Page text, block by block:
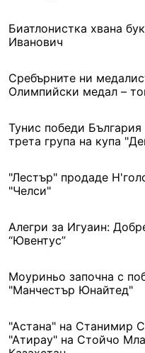
Биатлонистка хвана
Иванович
Сребърните ни
Олимпийски медал –
Тунис победи
трета група на купа
"Лестър" продаде
"Челси"
Алегри за Игуаин:
“Ювентус”
Моуриньо започна с
"Манчестър Юнайтед"
"Астана" на Станимир
"Атирау" на Стойчо